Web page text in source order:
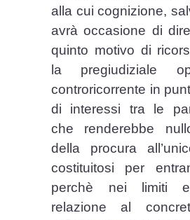
alla cui cognizione,
avrà occasione di
quinto motivo di
la pregiudiziale
controricorrente in
di interessi tra le
che renderebbe
della procura
costituitosi per
perchè nei limiti
relazione al